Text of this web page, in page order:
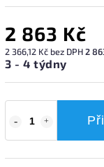
2 863 Kč
2 366,12 Kč bez DPH2
3 - 4 týdny